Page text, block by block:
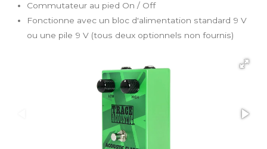
Commutateur au pied On / Off
Fonctionne avec un bloc d'alimentation standard 9 V
ou une pile 9 V (tous deux optionnels non fournis)